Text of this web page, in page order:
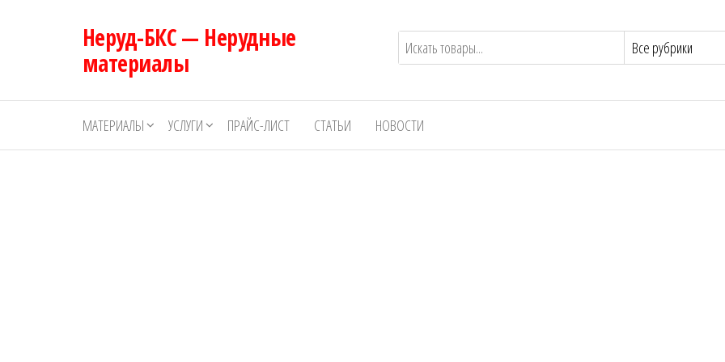
Неруд-БКС — Нерудные
материалы
МАТЕРИАЛЫ УСЛУГИ ПРАЙС-ЛИСТ СТАТЬИ НОВОСТИ